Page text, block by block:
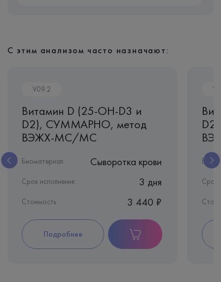
С этим анализом часто назначают:
V09.2
Витамин D (25-OH-D3 и
D2), СУММАРНО, метод
ВЭЖХ-МС/МС
Биоматериал: Сыворотка крови
Срок исполнения: 3 дня
Стоимость 3 440 ₽
Подробнее
Срок